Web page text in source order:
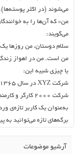
می‌شوند (در اکثر پوسته‌ها).
من» که آن‌ها را به
می‌گویند:
سلام دوستان، من روزها
من است. من در اهواز
یا چیزی شبیه این:
شرکت ۲۰۰۰ کارگر و کارمند دارد. امیدواریم از محصولات ما راضی باشید.
به‌عنوان یک کاربر تازه‌ی
برگه‌های تازه می‌توانید به
آرشیو موضوعات